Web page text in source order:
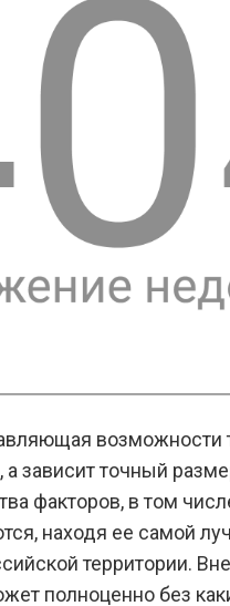
возможности
зависит точный
факторов, в том
находя ее самой
территории.
полноценно без